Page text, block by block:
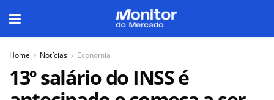
Home Notícias Economia
13º salário do INSS é